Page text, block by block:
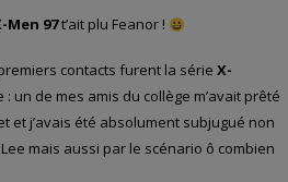
Men 97t’ait plu Feanor !
contacts furent la série X-
un de mes amis du collège m’avait prêté
j’avais été absolument subjugué non
mais aussi par le scénario ô combien